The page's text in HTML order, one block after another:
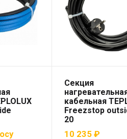
Секция
кабельная
Freezstop
20
10 235₽